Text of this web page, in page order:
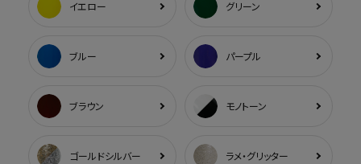
イエロー グリーン
ブルー パープル
ブラウン モノトーン
ゴールドシルバー ラメ・グリッター